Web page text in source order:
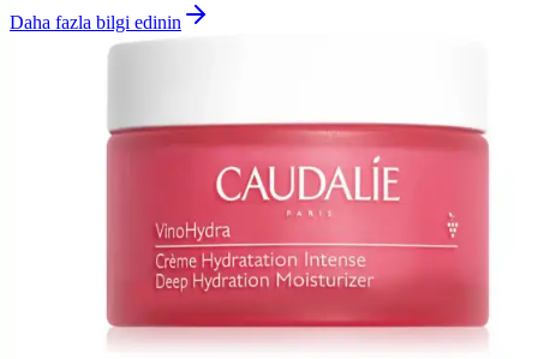
Daha fazla bilgi edinin